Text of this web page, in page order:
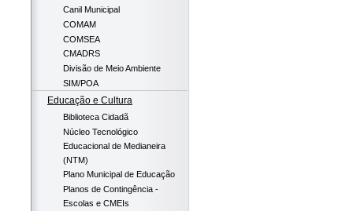
Canil Municipal
COMAM
COMSEA
CMADRS
Divisão de Meio Ambiente
SIM/POA
Educação e Cultura
Biblioteca Cidadã
Núcleo Tecnológico
Educacional de Medianeira
(NTM)
Plano Municipal de Educação
Planos de Contingência -
Escolas e CMEIs